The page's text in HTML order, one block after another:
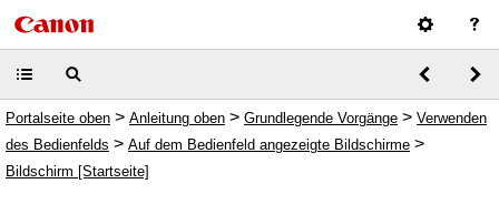
Portalseite oben > Anleitung oben > Grundlegende Vorgänge > Verwenden
des Bedienfelds > Auf dem Bedienfeld angezeigte Bildschirme >
Bildschirm [Startseite]